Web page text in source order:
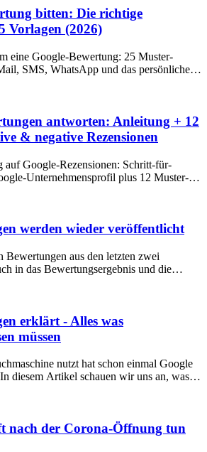
bitten: Die richtige
Vorlagen (2026)
eine Google-Bewertung: 25 Muster-
SMS, WhatsApp und das persönliche
antworten: Anleitung + 12
& negative Rezensionen
auf Google-Rezensionen: Schritt-für-
Unternehmensprofil plus 12 Muster-
werden wieder veröffentlicht
aus den letzten zwei
in das Bewertungsergebnis und die
erklärt - Alles was
müssen
nutzt hat schon einmal Google
diesem Artikel schauen wir uns an, was
nach der Corona-Öffnung tun